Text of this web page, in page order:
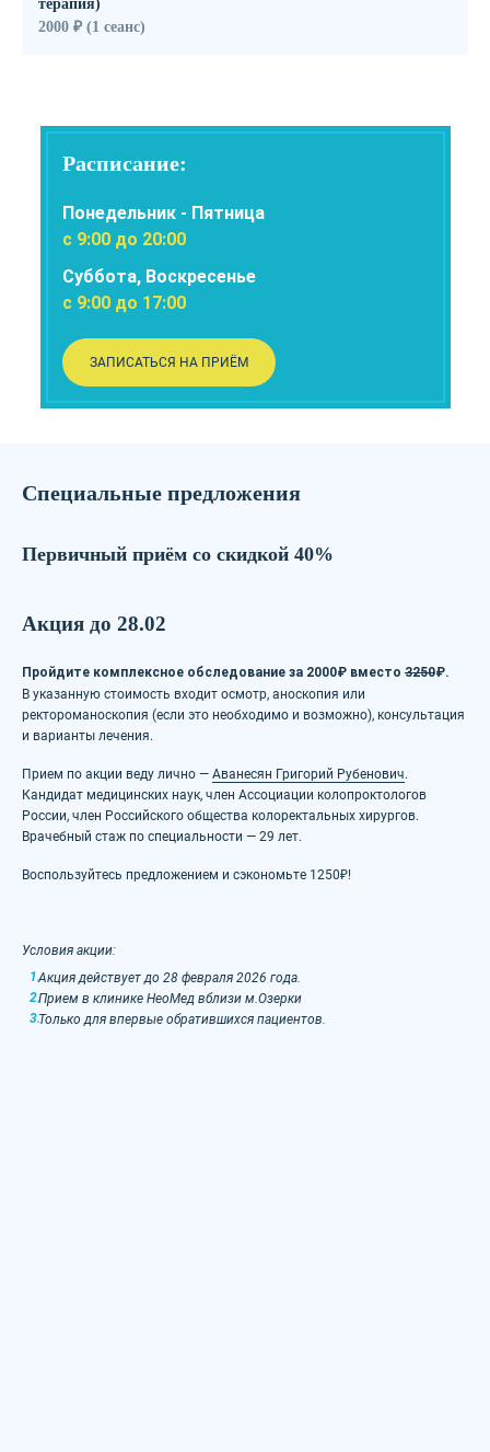
терапия)
2000 ₽ (1 сеанс)
Расписание:
Понедельник - Пятница
с 9:00 до 20:00
Суббота, Воскресенье
с 9:00 до 17:00
ЗАПИСАТЬСЯ НА ПРИЁМ
Специальные предложения
Первичный приём со скидкой 40%
Акция до 28.02
Пройдите комплексное обследование за 2000₽ вместо 3250₽.
В указанную стоимость входит осмотр, аноскопия или
ректороманоскопия (если это необходимо и возможно), консультация
и варианты лечения.
Прием по акции веду лично — Аванесян Григорий Рубенович.
Кандидат медицинских наук, член Ассоциации колопроктологов
России, член Российского общества колоректальных хирургов.
Врачебный стаж по специальности — 29 лет.
Воспользуйтесь предложением и сэкономьте 1250₽!
Условия акции:
Акция действует до 28 февраля 2026 года.
Прием в клинике НеоМед вблизи м.Озерки
Только для впервые обратившихся пациентов.